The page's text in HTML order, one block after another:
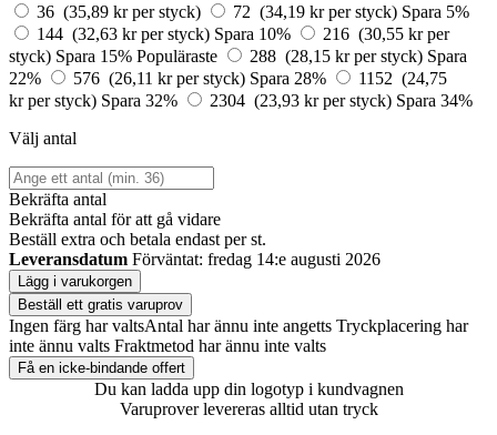
36 (35,89 kr per styck)
72 (34,19 kr per styck) Spara 5%
144 (32,63 kr per styck) Spara 10%
216 (30,55 kr per
styck) Spara 15% Populäraste 288 (28,15 kr per styck) Spara
22%
576 (26,11 kr per styck) Spara 28%
1152 (24,75
kr per styck) Spara 32% 2304 (23,93 kr per styck) Spara 34%
Välj antal
Bekräfta antal
Bekräfta antal för att gå vidare
Beställ extra och betala endast per st.
Leveransdatum Förväntat: fredag 14:e augusti 2026
Lägg i varukorgen
Beställ ett gratis varuprov
Ingen färg har valtsAntal har ännu inte angetts Tryckplacering har
inte ännu valts Fraktmetod har ännu inte valts
Få en icke-bindande offert
Du kan ladda upp din logotyp i kundvagnen
Varuprover levereras alltid utan tryck